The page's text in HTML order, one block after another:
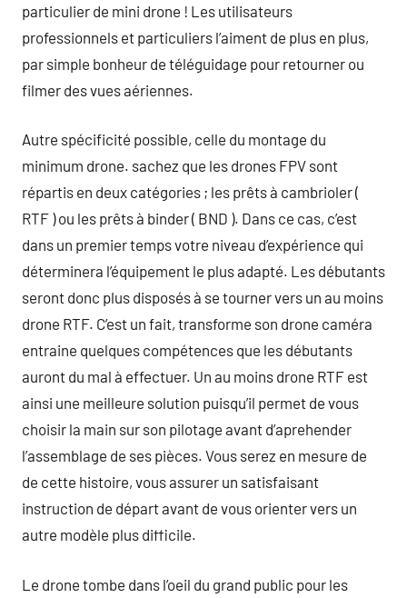
particulier de mini drone ! Les utilisateurs
professionnels et particuliers l’aiment de plus en plus,
par simple bonheur de téléguidage pour retourner ou
filmer des vues aériennes.
Autre spécificité possible, celle du montage du
minimum drone. sachez que les drones FPV sont
répartis en deux catégories ; les prêts à cambrioler (
RTF ) ou les prêts à binder ( BND ). Dans ce cas, c’est
dans un premier temps votre niveau d’expérience qui
déterminera l’équipement le plus adapté. Les débutants
seront donc plus disposés à se tourner vers un au moins
drone RTF. C’est un fait, transforme son drone caméra
entraine quelques compétences que les débutants
auront du mal à effectuer. Un au moins drone RTF est
ainsi une meilleure solution puisqu’il permet de vous
choisir la main sur son pilotage avant d’aprehender
l’assemblage de ses pièces. Vous serez en mesure de
de cette histoire, vous assurer un satisfaisant
instruction de départ avant de vous orienter vers un
autre modèle plus difficile.
Le drone tombe dans l’oeil du grand public pour les